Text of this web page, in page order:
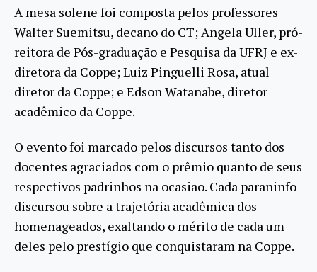
A mesa solene foi composta pelos professores
Walter Suemitsu, decano do CT; Angela Uller, pró-
reitora de Pós-graduação e Pesquisa da UFRJ e ex-
diretora da Coppe; Luiz Pinguelli Rosa, atual
diretor da Coppe; e Edson Watanabe, diretor
acadêmico da Coppe.
O evento foi marcado pelos discursos tanto dos
docentes agraciados com o prêmio quanto de seus
respectivos padrinhos na ocasião. Cada paraninfo
discursou sobre a trajetória acadêmica dos
homenageados, exaltando o mérito de cada um
deles pelo prestígio que conquistaram na Coppe.